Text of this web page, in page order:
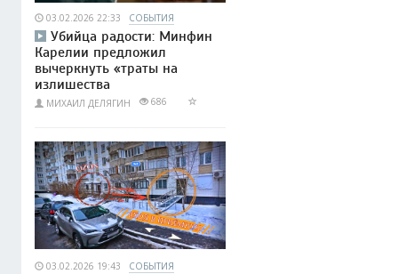
03.02.2026 22:33 СОБЫТИЯ
Убийца радости: Минфин
Карелии предложил
вычеркнуть «траты на
излишества
МИХАИЛ ДЕЛЯГИН 686
03.02.2026 19:43 СОБЫТИЯ